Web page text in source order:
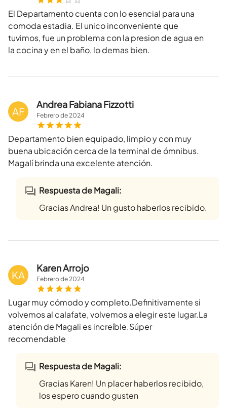
El Departamento cuenta con lo esencial para una
comoda estadia. El unico inconveniente que
tuvimos, fue un problema con la presion de agua en
la cocina y en el baño, lo demas bien.
AF
Andrea Fabiana Fizzotti
Febrerode2024
Departamento bien equipado, limpio y con muy
buena ubicación cerca de la terminal de ómnibus.
Magalí brinda una excelente atención.
Respuesta de Magali:
Gracias Andrea! Un gusto haberlos recibido.
KA
Karen Arrojo
Febrerode2024
Lugar muy cómodo y completo.Definitivamente si
volvemos al calafate, volvemos a elegir este lugar.La
atención de Magali es increíble.Súper
recomendable
Respuesta de Magali:
Gracias Karen! Un placer haberlos recibido,
los espero cuando gusten